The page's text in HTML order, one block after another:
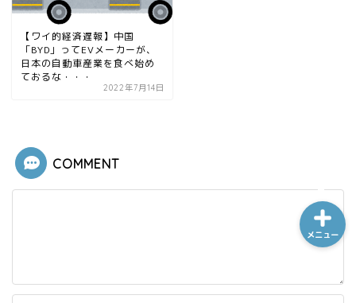
【ワイ的経済遅報】中国
「BYD」ってEVメーカーが、
日本の自動車産業を食べ始め
ておるな・・・
2022年7月14日
COMMENT
メニュー